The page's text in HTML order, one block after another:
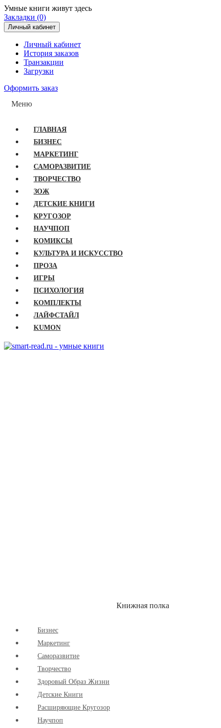
Умные книги живут здесь
Закладки (0)
Личный кабинет
Личный кабинет
История заказов
Транзакции
Загрузки
Оформить заказ
Меню
ГЛАВНАЯ
БИЗНЕС
МАРКЕТИНГ
САМОРАЗВИТИЕ
ТВОРЧЕСТВО
ЗОЖ
ДЕТСКИЕ КНИГИ
КРУГОЗОР
НАУЧПОП
КОМИКСЫ
КУЛЬТУРА И ИСКУССТВО
ПРОЗА
ИГРЫ
ПСИХОЛОГИЯ
КОМПЛЕКТЫ
ЛАЙФСТАЙЛ
KUMON
Книжная полка
Бизнес
Маркетинг
Cаморазвитие
Творчество
Здоровый Образ Жизни
Детские Книги
Расширяющие Кругозор
Научпоп